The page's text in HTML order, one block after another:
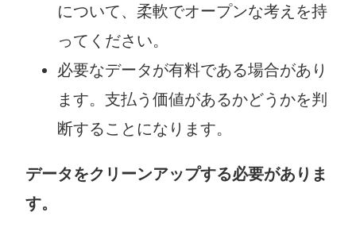
について、柔軟でオープンな考えを持
ってください。
必要なデータが有料である場合があり
ます。支払う価値があるかどうかを判
断することになります。
データをクリーンアップする必要がありま
す。